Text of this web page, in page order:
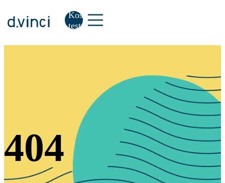
Kostenlos
testen
404